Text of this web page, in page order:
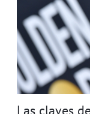
Las claves